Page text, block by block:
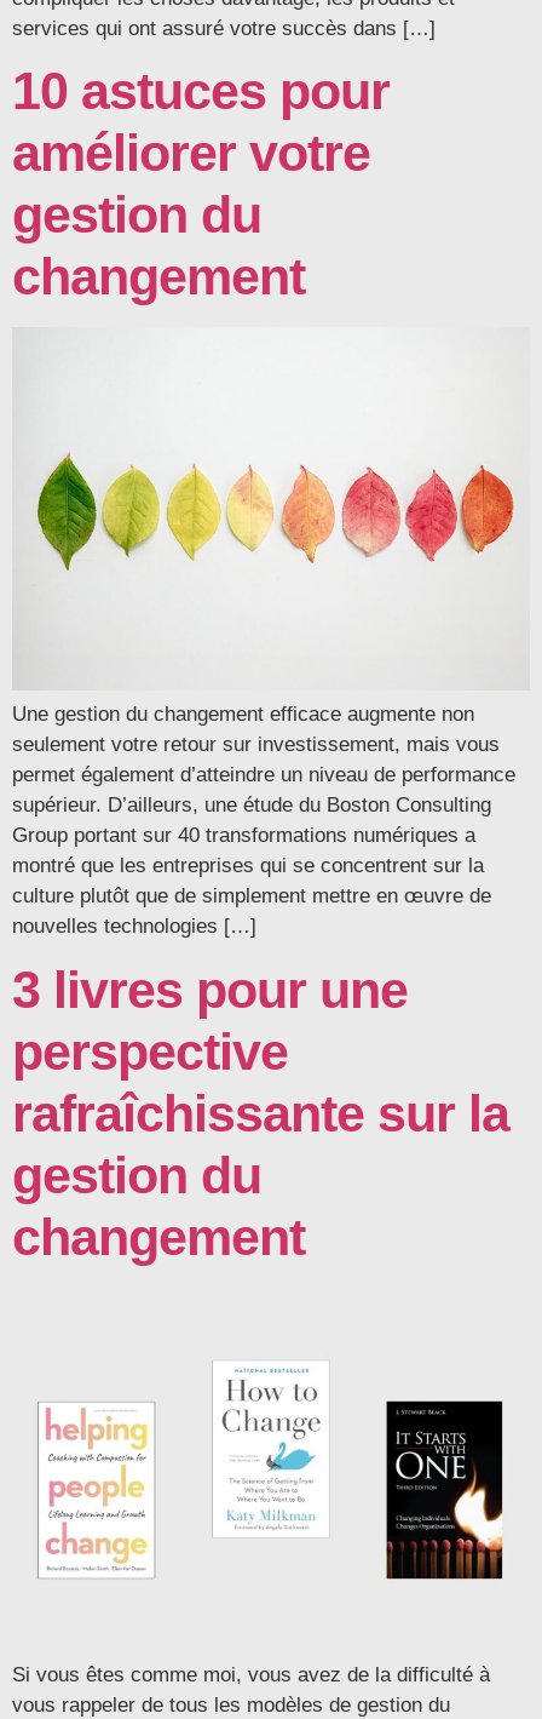
services qui ont assuré votre succès dans […]
10 astuces pour
améliorer votre
gestion du
changement
Une gestion du changement efficace augmente non
seulement votre retour sur investissement, mais vous
permet également d’atteindre un niveau de performance
supérieur. D’ailleurs, une étude du Boston Consulting
Group portant sur 40 transformations numériques a
montré que les entreprises qui se concentrent sur la
culture plutôt que de simplement mettre en œuvre de
nouvelles technologies […]
3 livres pour une
perspective
rafraîchissante sur la
gestion du
changement
Si vous êtes comme moi, vous avez de la difficulté à
vous rappeler de tous les modèles de gestion du